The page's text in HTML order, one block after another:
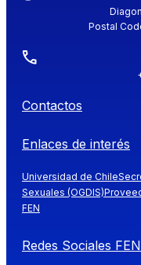
Postal
Contactos
Enlaces de interés
Universidad de Chile
Sexuales (OGDIS)
FEN
Redes Sociales FEN